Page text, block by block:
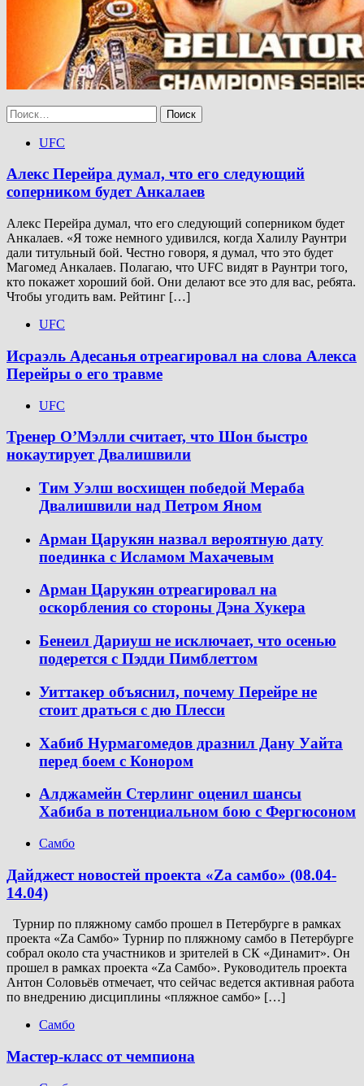
Найти:
UFC
Алекс Перейра думал, что его следующий
соперником будет Анкалаев
Алекс Перейра думал, что его следующий соперником будет
Анкалаев. «Я тоже немного удивился, когда Халилу Раунтри
дали титульный бой. Честно говоря, я думал, что это будет
Магомед Анкалаев. Полагаю, что UFC видят в Раунтри того,
кто покажет хороший бой. Они делают все это для вас, ребята.
Чтобы угодить вам. Рейтинг […]
UFC
Исраэль Адесанья отреагировал на слова Алекса
Перейры о его травме
UFC
Тренер О’Мэлли считает, что Шон быстро
нокаутирует Двалишвили
Тим Уэлш восхищен победой Мераба
Двалишвили над Петром Яном
Арман Царукян назвал вероятную дату
поединка с Исламом Махачевым
Арман Царукян отреагировал на
оскорбления со стороны Дэна Хукера
Бенеил Дариуш не исключает, что осенью
подерется с Пэдди Пимблеттом
Уиттакер объяснил, почему Перейре не
стоит драться с дю Плесси
Хабиб Нурмагомедов дразнил Дану Уайта
перед боем с Конором
Алджамейн Стерлинг оценил шансы
Хабиба в потенциальном бою с Фергюсоном
Самбо
Дайджест новостей проекта «Zа самбо» (08.04-
14.04)
Турнир по пляжному самбо прошел в Петербурге в рамках
проекта «Za Самбо» Турнир по пляжному самбо в Петербурге
собрал около ста участников и зрителей в СК «Динамит». Он
прошел в рамках проекта «Za Самбо». Руководитель проекта
Антон Соловьёв отмечает, что сейчас ведется активная работа
по внедрению дисциплины «пляжное самбо» […]
Самбо
Мастер-класс от чемпиона